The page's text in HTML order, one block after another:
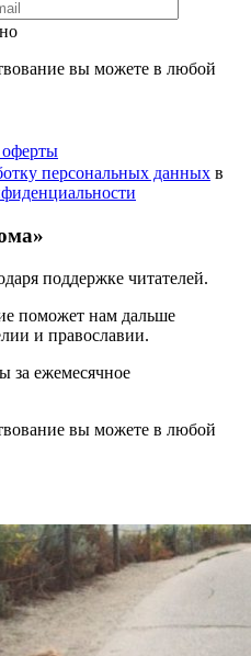
вы можете в любой
персональных данных в
поддержке читателей.
поможет нам дальше
и православии.
за ежемесячное
вы можете в любой